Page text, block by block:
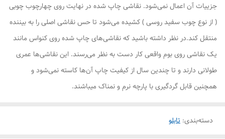
جزییات آن اعمال نمی‌شود. نقاشی چاپ شده در نهایت روی چهارچوب چوبی
( از نوع چوب سفید روسی ) کشیده می‌شود تا حس نقاشی اصلی را به بیننده
منتقل کند.در نظر داشته باشید که نقاشی‌های چاپ شده روی کنواس مانند
یک نقاشی روی بوم واقعی کار دست به نظر می‌رسند. این نقاشی‌ها عمری
طولانی دارند و تا چندین سال از کیفیت چاپ آن‌ها کاسته نمی‌شود و
همچنین قابل گردگیری با پارچه نرم و نمناک میباشند.
دسته‌بندی: تابلو